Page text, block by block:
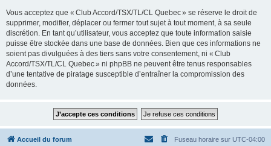
Vous acceptez que « Club Accord/TSX/TL/CL Quebec » se réserve le droit de
supprimer, modifier, déplacer ou fermer tout sujet à tout moment, à sa seule
discrétion. En tant qu’utilisateur, vous acceptez que toute information saisie
puisse être stockée dans une base de données. Bien que ces informations ne
soient pas divulguées à des tiers sans votre consentement, ni « Club
Accord/TSX/TL/CL Quebec » ni phpBB ne peuvent être tenus responsables
d’une tentative de piratage susceptible d’entraîner la compromission des
données.
Accueil du forum Fuseau horaire sur UTC-04:00